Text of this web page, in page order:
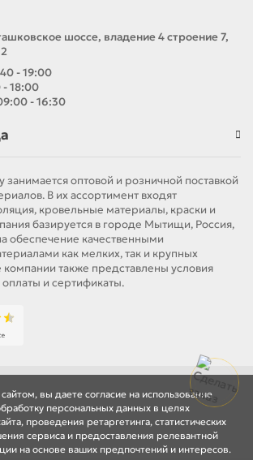
вы даете согласие на использование
персональных данных в целях
проведения ретаргетинга, статистических
сервиса и предоставления релевантной
на основе ваших предпочтений и интересов.
шоссе, владение 4 строение 7,
- 19:00
18:00
- 16:30
занимается оптовой и розничной поставкой
В их ассортимент входят
кровельные материалы, краски и
базируется в городе Мытищи, Россия,
обеспечение качественными
как мелких, так и крупных
компании также представлены условия
и сертификаты.